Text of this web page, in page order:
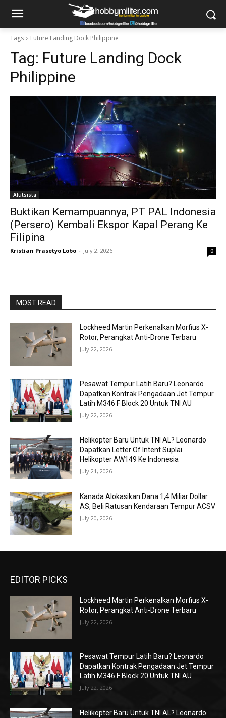
Tags Future Landing Dock Philippine
Tag: Future Landing Dock
Philippine
Alutsista
Buktikan Kemampuannya, PT PAL Indonesia
(Persero) Kembali Ekspor Kapal Perang Ke
Filipina
Kristian Prasetyo Lobo - July 2, 2026 0
MOST READ
Lockheed Martin Perkenalkan Morfius X-
Rotor, Perangkat Anti-Drone Terbaru
July 22, 2026
Pesawat Tempur Latih Baru? Leonardo
Dapatkan Kontrak Pengadaan Jet Tempur
Latih M346 F Block 20 Untuk TNI AU
July 22, 2026
Helikopter Baru Untuk TNI AL? Leonardo
Dapatkan Letter Of Intent Suplai
Helikopter AW149 Ke Indonesia
July 21, 2026
Kanada Alokasikan Dana 1,4 Miliar Dollar
AS, Beli Ratusan Kendaraan Tempur ACSV
July 20, 2026
EDITOR PICKS
Lockheed Martin Perkenalkan Morfius X-
Rotor, Perangkat Anti-Drone Terbaru
July 22, 2026
Pesawat Tempur Latih Baru? Leonardo
Dapatkan Kontrak Pengadaan Jet Tempur
Latih M346 F Block 20 Untuk TNI AU
July 22, 2026
Helikopter Baru Untuk TNI AL? Leonardo